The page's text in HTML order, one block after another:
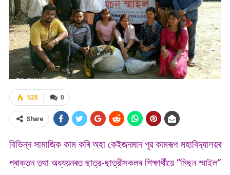
0
528
Share
বিভিন্ন সামাজিক কাম কৰি অহা কেইজনমান পূৱ কামৰূপ মহাবিদ্যালয়ৰ
প্ৰাক্তন তথা অধ্যয়নৰত ছাত্র-ছাত্রীসকলৰ শিক্ষাৰ্থীয়ে “মিছন স্মাইল”